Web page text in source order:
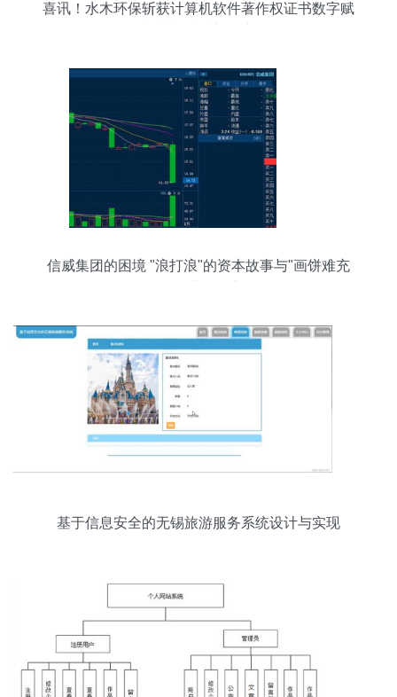
喜讯！水木环保斩获计算机软件著作权证书数字赋
信威集团的困境 "浪打浪"的资本故事与"画饼难充
基于信息安全的无锡旅游服务系统设计与实现